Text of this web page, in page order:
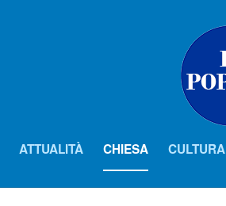
ATTUALITÀ CHIESA CULTURA